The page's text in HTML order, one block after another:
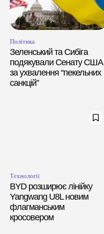
Політика
Зеленський та Сибіга
подякували Сенату США
за ухвалення “пекельних
санкцій”
Технології
BYD розширює лінійку
Yangwang U8L новим
флагманським
кросовером